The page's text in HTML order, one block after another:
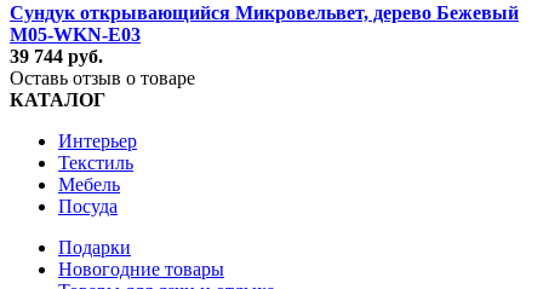
Сундук открывающийся Микровельвет, дерево Бежевый
M05-WKN-E03
39 744 руб.
Оставь отзыв о товаре
КАТАЛОГ
Интерьер
Текстиль
Мебель
Посуда
Подарки
Новогодние товары